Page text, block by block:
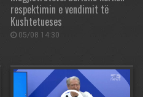
respektimin e vendimit të
Kushtetueses
05/08 14:30